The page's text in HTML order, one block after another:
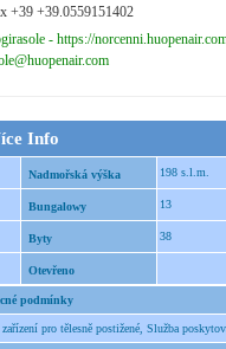
+39 +39.0559151402
- https://
Info
Nadmořská výška 198 s.l.m.
Bungalowy 13
Byty 38
Otevřeno
podmínky
pro tělesně postižené, Služba